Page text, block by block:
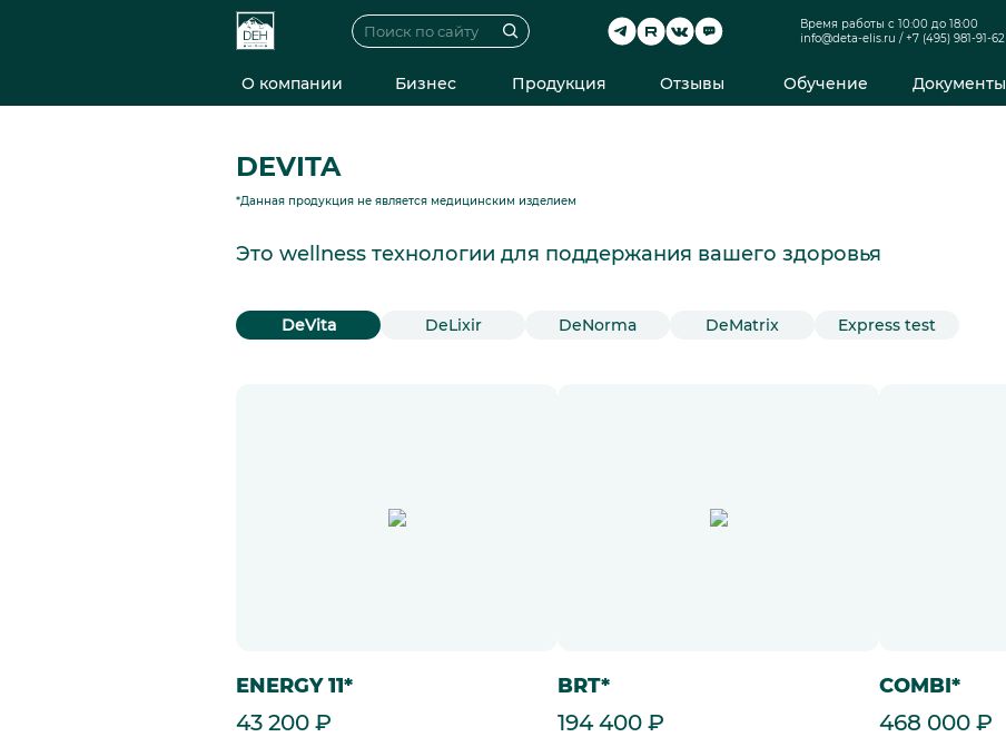
Время работы с 10:00 до 18:00
info@deta-elis.ru / +7 (495) 981-91-62
О компании Бизнес Продукция Отзывы Обучение Документы
DEVITA
*Данная продукция не является медицинским изделием
Это wellness технологии для поддержания вашего здоровья
DeVita DeLixir DeNorma DeMatrix Express test
ENERGY 11*
43 200 ₽
BRT*
194 400 ₽
COMBI*
468 000 ₽